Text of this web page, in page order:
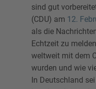
sind gut
(CDU) am 12.
als die
Echtzeit zu
weltweit mit dem
wurden und wie
In Deutschland